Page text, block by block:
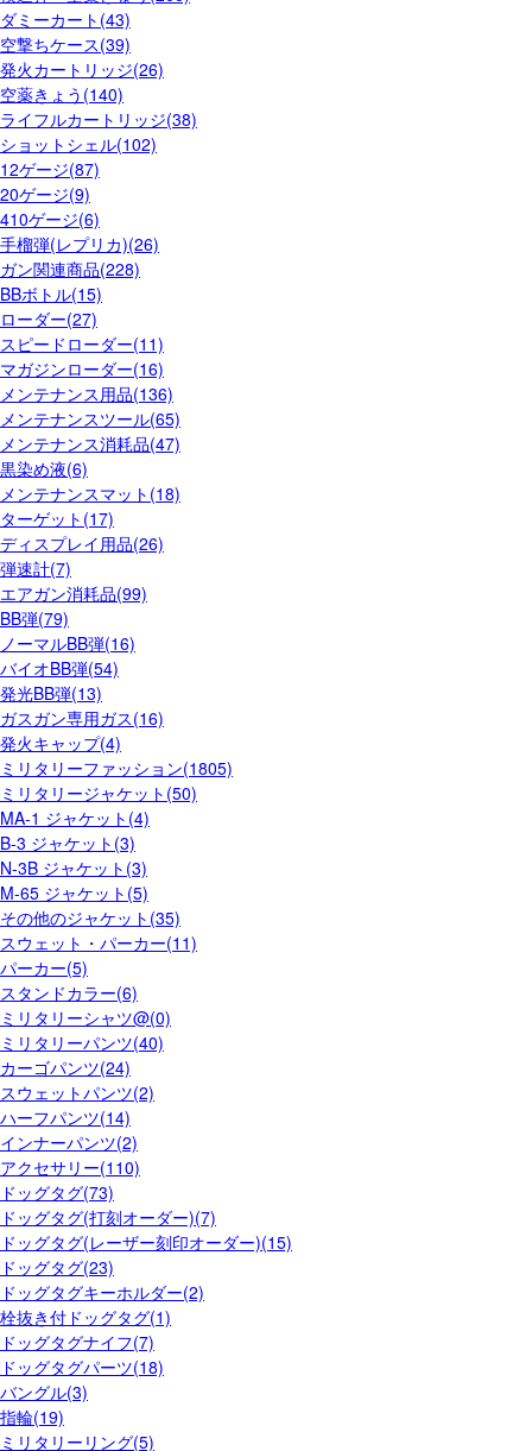
ダミーカート(43)
空撃ちケース(39)
発火カートリッジ(26)
空薬きょう(140)
ライフルカートリッジ(38)
ショットシェル(102)
12ゲージ(87)
20ゲージ(9)
410ゲージ(6)
手榴弾(レプリカ)(26)
ガン関連商品(228)
BBボトル(15)
ローダー(27)
スピードローダー(11)
マガジンローダー(16)
メンテナンス用品(136)
メンテナンスツール(65)
メンテナンス消耗品(47)
黒染め液(6)
メンテナンスマット(18)
ターゲット(17)
ディスプレイ用品(26)
弾速計(7)
エアガン消耗品(99)
BB弾(79)
ノーマルBB弾(16)
バイオBB弾(54)
発光BB弾(13)
ガスガン専用ガス(16)
発火キャップ(4)
ミリタリーファッション(1805)
ミリタリージャケット(50)
MA-1 ジャケット(4)
B-3 ジャケット(3)
N-3B ジャケット(3)
M-65 ジャケット(5)
その他のジャケット(35)
スウェット・パーカー(11)
パーカー(5)
スタンドカラー(6)
ミリタリーシャツ@(0)
ミリタリーパンツ(40)
カーゴパンツ(24)
スウェットパンツ(2)
ハーフパンツ(14)
インナーパンツ(2)
アクセサリー(110)
ドッグタグ(73)
ドッグタグ(打刻オーダー)(7)
ドッグタグ(レーザー刻印オーダー)(15)
ドッグタグ(23)
ドッグタグキーホルダー(2)
栓抜き付ドッグタグ(1)
ドッグタグナイフ(7)
ドッグタグパーツ(18)
バングル(3)
指輪(19)
ミリタリーリング(5)